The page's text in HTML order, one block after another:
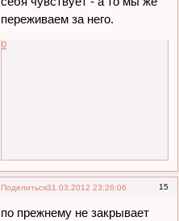
переживаем за него.
0
Поделиться 15
31.03.2012 23:26:06
по прежнему не закрывает